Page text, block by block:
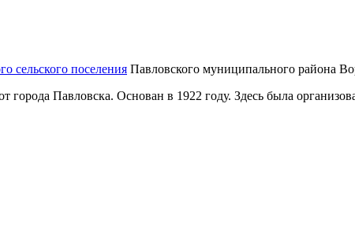
сельского поселения Павловского муниципального района
Павловска. Основан в 1922 году. Здесь была